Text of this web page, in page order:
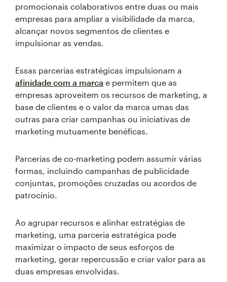
promocionais colaborativos entre duas ou mais
empresas para ampliar a visibilidade da marca,
alcançar novos segmentos de clientes e
impulsionar as vendas.
Essas parcerias estratégicas impulsionam a
afinidade com a marca e permitem que as
empresas aproveitem os recursos de marketing, a
base de clientes e o valor da marca umas das
outras para criar campanhas ou iniciativas de
marketing mutuamente benéficas.
Parcerias de co-marketing podem assumir várias
formas, incluindo campanhas de publicidade
conjuntas, promoções cruzadas ou acordos de
patrocínio.
Ao agrupar recursos e alinhar estratégias de
marketing, uma parceria estratégica pode
maximizar o impacto de seus esforços de
marketing, gerar repercussão e criar valor para as
duas empresas envolvidas.